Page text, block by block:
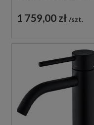
1 759,00 zł szt.